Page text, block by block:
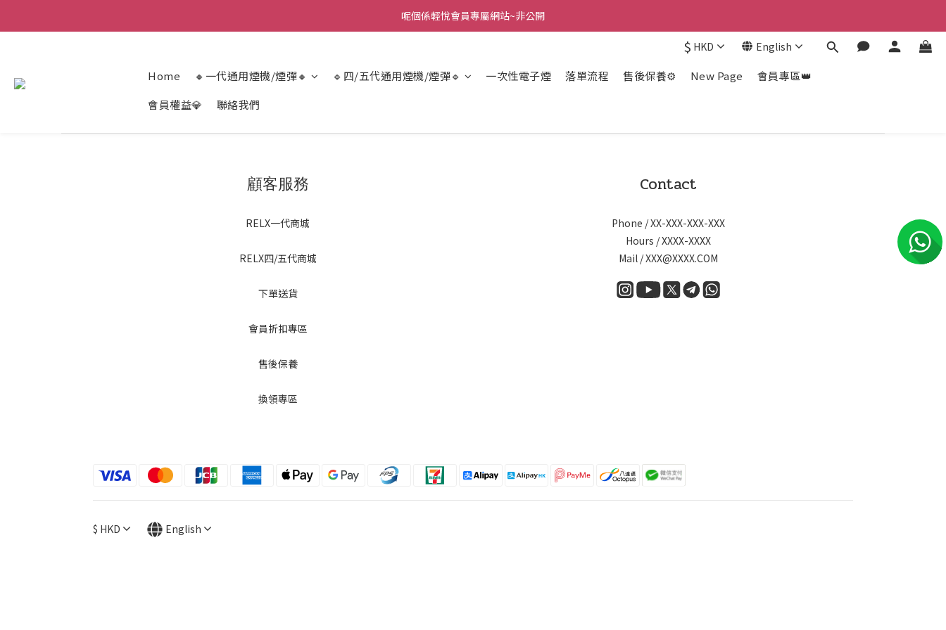
呢個係輕悅會員專屬網站~非公開
$ HKD English
Home 🔸一代通用煙機/煙彈🔸 🔹四/五代通用煙機/煙彈🔹 一次性電子煙 落單流程 售後保養⚙️ New Page
會員專區👑
會員權益💎
聯絡我們
顧客服務
RELX一代商城
RELX四/五代商城
下單送貨
會員折扣專區
售後保養
換領專區
Contact
Phone / XX-XXX-XXX-XXX
Hours / XXXX-XXXX
Mail / XXX@XXXX.COM
$ HKD English